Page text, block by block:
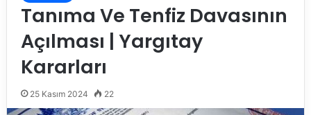
Tanıma Ve Tenfiz Davasının
Açılması | Yargıtay
Kararları
25 Kasım 2024 22